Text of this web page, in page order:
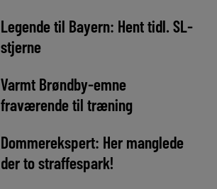
Legende til Bayern: Hent tidl. SL-
stjerne
Varmt Brøndby-emne
fraværende til træning
Dommerekspert: Her manglede
der to straffespark!